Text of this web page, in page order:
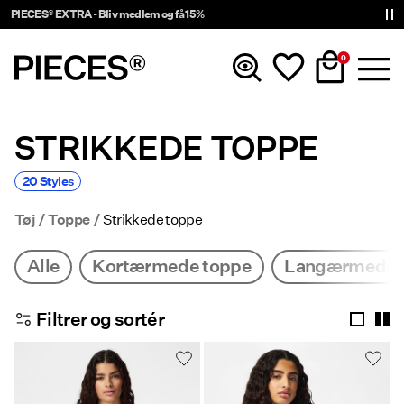
0
Nyheder
Tøj
Accessories
Trending
Shop The Look
STRIKKEDE TOPPE
20 Styles
Tøj Toppe Strikkede toppe
Alle Kortærmede toppe Langærmede
Filtrer og sortér